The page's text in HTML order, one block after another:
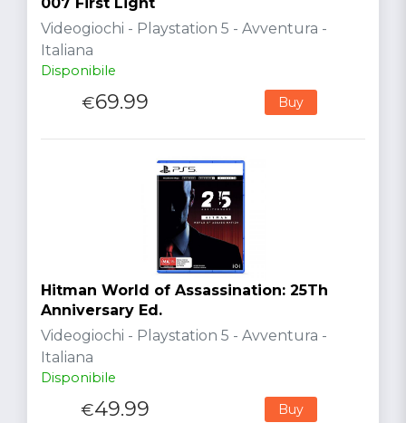
Videogiochi - Playstation 5 - Avventura -
Italiana
Disponibile
€69.99 Buy
Hitman World of Assassination: 25Th
Anniversary Ed.
Videogiochi - Playstation 5 - Avventura -
Italiana
Disponibile
€49.99 Buy